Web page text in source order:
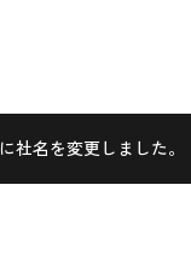
に社名を変更しました。